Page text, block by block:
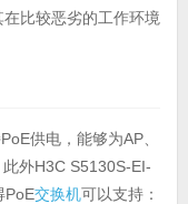
比较恶劣的工作环境
供电，能够为AP、
外H3C S5130S-EI-
PoE交换机可以支持：